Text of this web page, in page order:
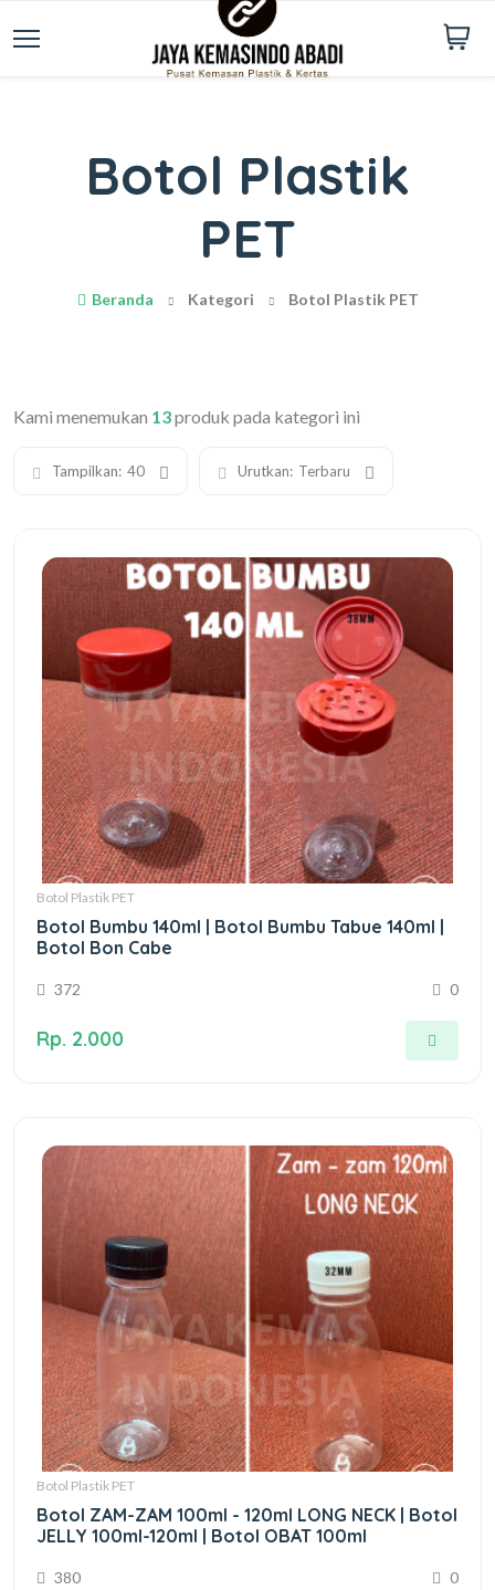
Botol Plastik
PET
Beranda Kategori Botol Plastik PET
Kami menemukan 13produk pada kategori ini
Tampilkan: 40 Urutkan: Terbaru
Botol Plastik PET
Botol Bumbu 140ml | Botol Bumbu Tabue 140ml |
Botol Bon Cabe
372 0
Rp. 2.000
Botol Plastik PET
Botol ZAM-ZAM 100ml - 120ml LONG NECK | Botol
JELLY 100ml-120ml | Botol OBAT 100ml
380 0